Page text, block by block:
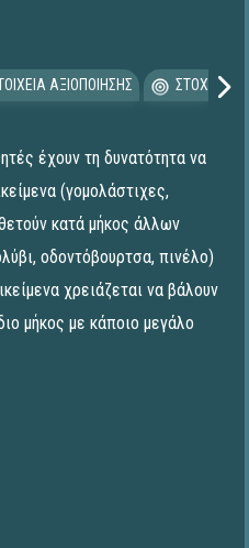
ΑΞΙΟΠΟΙΗΣΗΣ
έχουν τη δυνατότητα να
(γομολάστιχες,
κατά μήκος άλλων
οδοντόβουρτσα, πινέλο)
χρειάζεται να βάλουν
μήκος με κάποιο μεγάλο